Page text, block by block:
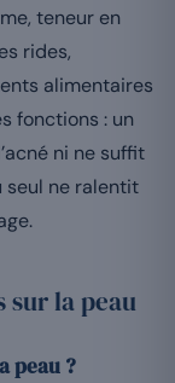
teneur en
rides,
alimentaires
fonctions : un
ni ne suffit
seul ne ralentit
sur la peau
peau ?